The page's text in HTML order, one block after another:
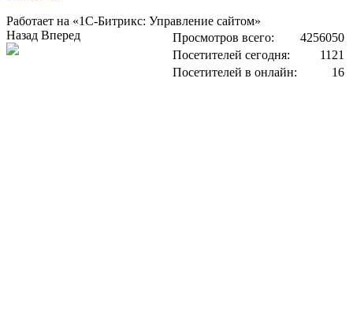
Работает на «1С-Битрикс: Управление сайтом»
Просмотров всего:
4256050
Посетителей сегодня:
1121
Посетителей в онлайн:
16
Назад Вперед